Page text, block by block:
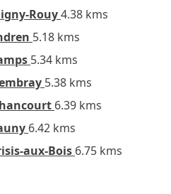
Rouy4.38 kms
5.18 kms
5.34 kms
5.38 kms
6.39 kms
6.42 kms
aux-Bois 6.75 kms